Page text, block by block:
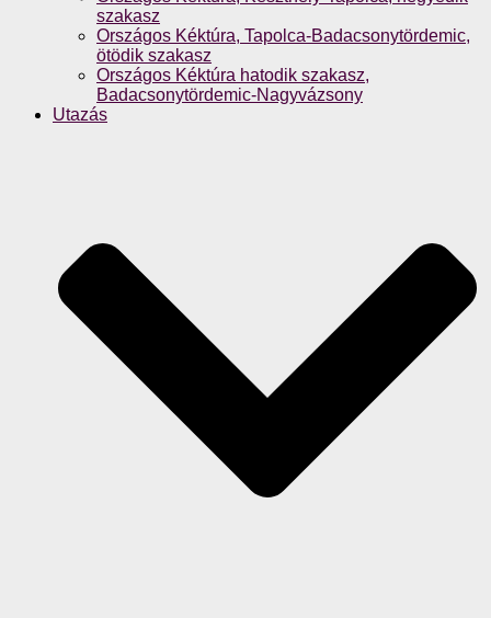
szakasz
Országos Kéktúra, Tapolca-Badacsonytördemic,
ötödik szakasz
Országos Kéktúra hatodik szakasz,
Badacsonytördemic-Nagyvázsony
Utazás